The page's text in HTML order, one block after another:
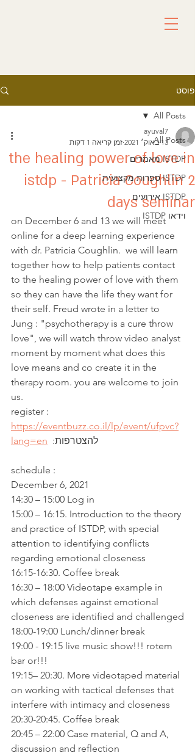
פוסט
All Posts
ISTDP מאמרים
ISTDP ספרות מקצועית
ISTDP אירועים
וידאו ISTDP
All Posts
the healing power of love in
istdp - Patricia Coughlin 2
days seminar
ayuval7
13 באוק׳ 2021
זמן קריאה 1 דקות
on December 6 and 13 we will meet
online for a deep learning experience
with dr. Patricia Coughlin.  we will learn
together how to help patients contact
to the healing power of love with them
so they can have the life they want for
their self. Freud wrote in a letter to
Jung : "psychotherapy is a cure throw
love", we will watch throw video analyst
moment by moment what does this
love means and co create it in the
therapy room. you are welcome to join
us.
register :
https://eventbuzz.co.il/lp/event/ufpvc?
lang=en
schedule :
December 6, 2021
14:30 – 15:00 Log in
15:00 – 16:15. Introduction to the theory
and practice of ISTDP, with special
attention to identifying conflicts
regarding emotional closeness
16:15-16:30. Coffee break
16:30 – 18:00 Videotape example in
which defenses against emotional
closeness are identified and challenged
18:00-19:00 Lunch/dinner break
19:00 - 19:15 live music show!!! rotem
bar or!!!
19:15– 20:30. More videotaped material
on working with tactical defenses that
interfere with intimacy and closeness
20:30-20:45. Coffee break
20:45 – 22:00 Case material, Q and A,
discussion and reflection